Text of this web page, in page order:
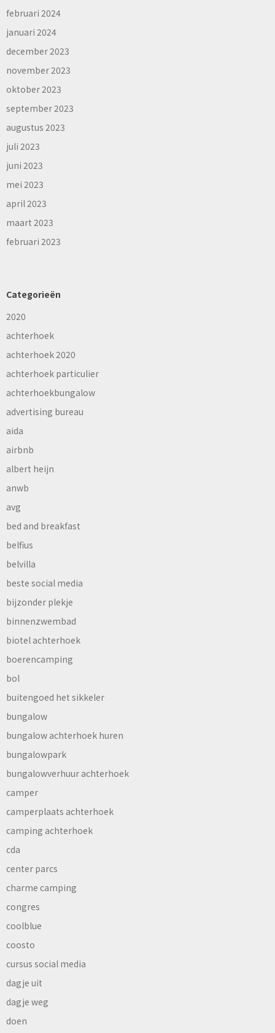
februari 2024
januari 2024
december 2023
november 2023
oktober 2023
september 2023
augustus 2023
juli 2023
juni 2023
mei 2023
april 2023
maart 2023
februari 2023
Categorieën
2020
achterhoek
achterhoek 2020
achterhoek particulier
achterhoekbungalow
advertising bureau
aida
airbnb
albert heijn
anwb
avg
bed and breakfast
belfius
belvilla
beste social media
bijzonder plekje
binnenzwembad
biotel achterhoek
boerencamping
bol
buitengoed het sikkeler
bungalow
bungalow achterhoek huren
bungalowpark
bungalowverhuur achterhoek
camper
camperplaats achterhoek
camping achterhoek
cda
center parcs
charme camping
congres
coolblue
coosto
cursus social media
dagje uit
dagje weg
doen